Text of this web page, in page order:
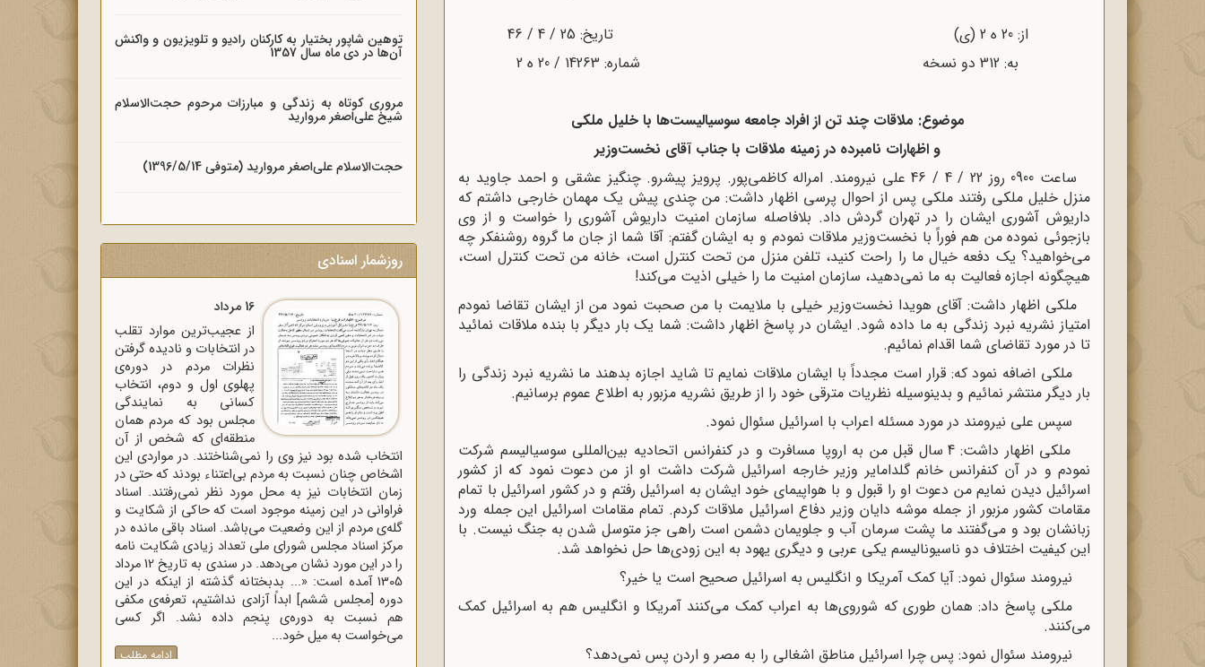
از: 20 ه‌ 2 (ی) تاریخ: 25 / 4 / 46
به: 312 دو نسخه شماره: 14263 / 20 ه‌ 2
موضوع: ملاقات چند تن از افراد جامعه سوسیالیست‌ها با خلیل ملکی
و اظهارات نامبرده در زمینه ملاقات با جناب آقای نخست‌وزیر
ساعت 0900 روز 22 / 4 / 46 علی نیرومند. امراله کاظمی‌پور. پرویز پیشرو. چنگیز عشقی و احمد جاوید به
منزل خلیل ملکی رفتند ملکی پس از احوال پرسی اظهار داشت: من چندی پیش یک مهمان خارجی داشتم که
داریوش آشوری ایشان را در تهران گردش داد. بلافاصله سازمان امنیت داریوش آشوری را خواست و از وی
بازجوئی نموده من هم فوراً با نخست‌وزیر ملاقات نمودم و به ایشان گفتم: آقا شما از جان ما گروه روشنفکر چه
می‌خواهید؟ یک دفعه خیال ما را راحت کنید، تلفن منزل من تحت کنترل است، خانه من تحت کنترل است،
هیچگونه اجازه فعالیت به ما نمی‌دهید، سازمان امنیت ما را خیلی اذیت می‌کند!
ملکی اظهار داشت: آقای هویدا نخست‌وزیر خیلی با ملایمت با من صحبت نمود من از ایشان تقاضا نمودم
امتیاز نشریه نبرد زندگی به ما داده شود. ایشان در پاسخ اظهار داشت: شما یک بار دیگر با بنده ملاقات نمائید
تا در مورد تقاضای شما اقدام نمائیم.
ملکی اضافه نمود که: قرار است مجدداً با ایشان ملاقات نمایم تا شاید اجازه بدهند ما نشریه نبرد زندگی را
بار دیگر منتشر نمائیم و بدینوسیله نظریات مترقی خود را از طریق نشریه مزبور به اطلاع عموم برسانیم.
سپس علی نیرومند در مورد مسئله اعراب با اسرائیل سئوال نمود.
ملکی اظهار داشت: 4 سال قبل من به اروپا مسافرت و در کنفرانس اتحادیه بین‌المللی سوسیالیسم شرکت
نمودم و در آن کنفرانس خانم گلدامایر وزیر خارجه اسرائیل شرکت داشت او از من دعوت نمود که از کشور
اسرائیل دیدن نمایم من دعوت او را قبول و با هواپیمای خود ایشان به اسرائیل رفتم و در کشور اسرائیل با تمام
مقامات کشور مزبور از جمله موشه دایان وزیر دفاع اسرائیل ملاقات کردم. تمام مقامات اسرائیل این جمله ورد
زبانشان بود و می‌گفتند ما پشت سرمان آب و جلویمان دشمن است راهی جز متوسل شدن به جنگ نیست. با
این کیفیت اختلاف دو ناسیونالیسم یکی عربی و دیگری یهود به این زودی‌ها حل نخواهد شد.
نیرومند سئوال نمود: آیا کمک آمریکا و انگلیس به اسرائیل صحیح است یا خیر؟
ملکی پاسخ داد: همان طوری‌ که شوروی‌ها به اعراب کمک می‌کنند آمریکا و انگلیس هم به اسرائیل کمک
می‌کنند.
نیرومند سئوال نمود: پس چرا اسرائیل مناطق اشغالی را به مصر و اردن پس نمی‌دهد؟
توهین شاپور بختیار به کارکنان رادیو و تلویزیون و واکنش
آن‌ها در دی ماه سال 1357
مروری کوتاه به زندگی و مبارزات مرحوم حجت‌الاسلام
شیخ علی‌اصغر مروارید
حجت‌الاسلام علی‌اصغر مروارید (متوفی 1396/5/14)
روزشمار اسنادی
16 مرداد
از عجیب‌ترین موارد تقلب
در انتخابات و نادیده گرفتن
نظرات مردم در دوره‌ی
پهلوی اول و دوم، انتخاب
کسانی به نمایندگی
مجلس بود که مردم همان
منطقه‌ای که شخص از آن
انتخاب شده بود نیز وی را نمی‌شناختند. در مواردی این
اشخاص چنان نسبت به مردم بی‌اعتناء بودند که حتی در
زمان انتخابات نیز به محل مورد نظر نمی‌رفتند. اسناد
فراوانی در این زمینه موجود است که حاکی از شکایت و
گله‌ی مردم از این وضعیت می‌باشد. اسناد باقی مانده در
مرکز اسناد مجلس شورای ملی تعداد زیادی شکایت نامه
را در این مورد نشان می‌دهد. در سندی به تاریخ 12 مرداد
1305 آمده است: «... بدبختانه گذشته از اینکه در این
دوره [مجلس ششم] ابداً آزادی نداشتیم، تعرفه‌ی مکفی
هم نسبت به دوره‌ی پنجم داده نشد. اگر کسی
می‌خواست به میل خود...
ادامه مطلب